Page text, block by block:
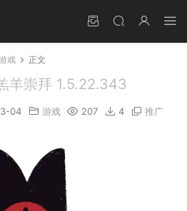
戏 正文
羊崇拜 1.5.22.343
04 游戏 207 4 推广